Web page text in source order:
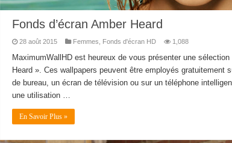
Fonds d’écran Amber Heard
28 août 2015 Femmes Fonds d'écran HD 1,088
MaximumWallHD est heureux de vous présenter une
Heard ». Ces wallpapers peuvent être employés gratuitement
de bureau, un écran de télévision ou sur un téléphone
une utilisation …
En Savoir Plus »